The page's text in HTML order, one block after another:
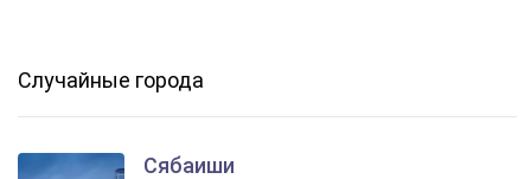
Случайные города
Сябаиши